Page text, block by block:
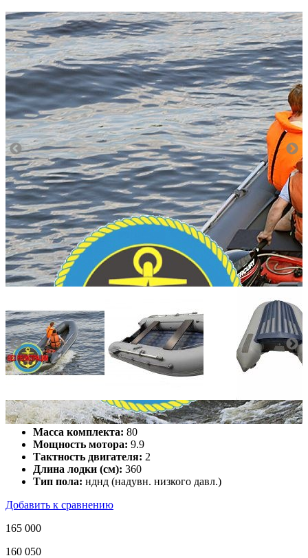
Количество мест:6
Масса комплекта: 80
Мощность мотора: 9.9
Тактность двигателя: 2
Длина лодки (см): 360
Тип пола: нднд (надувн. низкого давл.)
Добавить к сравнению
165 000
160 050